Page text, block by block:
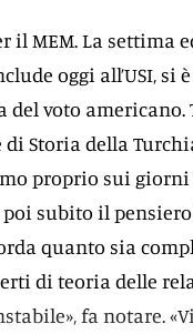
il MEM. La settima
oggi all’USI, si
voto americano.
Storia della
proprio sui
subito il
quanto sia
di teoria delle
fa notare.